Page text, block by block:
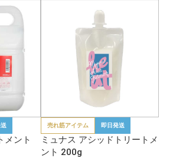
送
メント
売れ筋アイテム 即日発送
ミュナス アシッドトリートメ
ント 200g